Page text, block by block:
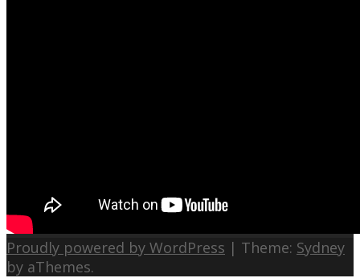
Proudly powered by WordPress | Theme: Sydney
by aThemes.